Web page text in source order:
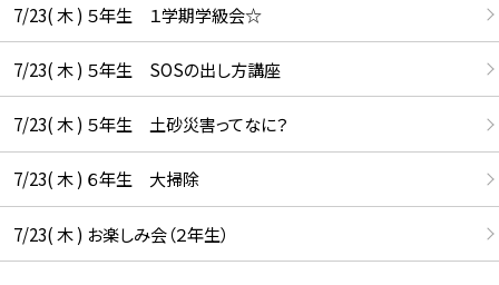
7/23( 木 ) ５年生 １学期学級会☆
7/23( 木 ) ５年生 SOSの出し方講座
7/23( 木 ) ５年生 土砂災害ってなに？
7/23( 木 ) ６年生 大掃除
7/23( 木 ) お楽しみ会（２年生）